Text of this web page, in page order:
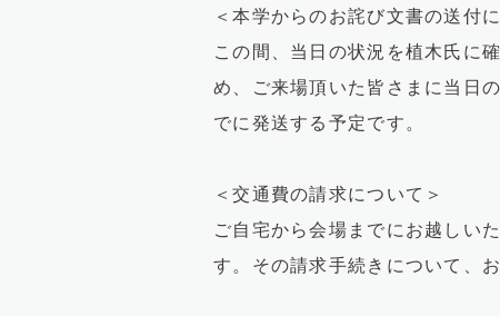
＜本学からのお詫び文書の送付
この間、当日の状況を植木氏に
め、ご来場頂いた皆さまに当日
でに発送する予定です。
＜交通費の請求について＞
ご自宅から会場までにお越しい
す。その請求手続きについて、